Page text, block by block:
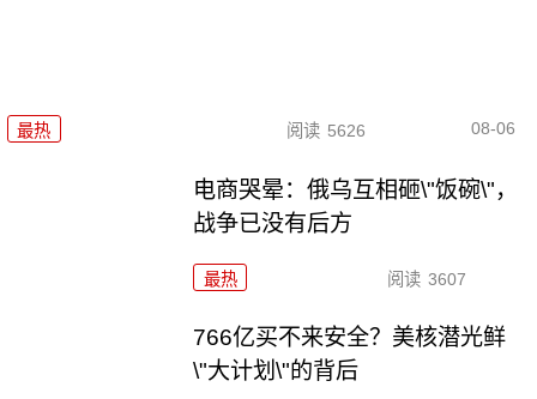
最热 阅读 5626 08-06
电商哭晕：俄乌互相砸\"饭碗\"，
战争已没有后方
最热 阅读 3607
766亿买不来安全？美核潜光鲜
\"大计划\"的背后